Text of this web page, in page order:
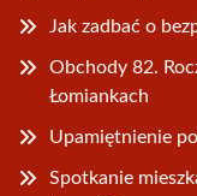
Jak zadbać o
Obchody 82.
Łomiankach
Upamiętnienie
Spotkanie